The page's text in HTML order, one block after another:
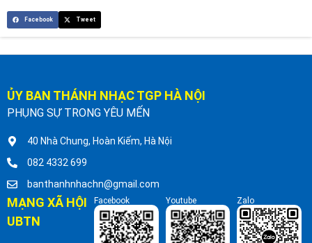
Facebook Tweet
ỦY BAN THÁNH NHẠC TGP HÀ NỘI
PHỤNG SỰ TRONG YÊU MẾN
40 Nhà Chung, Hoàn Kiếm, Hà Nội
082 4332 699
banthanhnhachn@gmail.com
MẠNG XÃ HỘI
UBTN
Facebook Youtube Zalo